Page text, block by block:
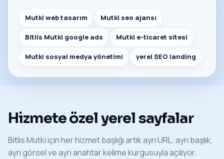
Mutki web tasarım Mutki seo ajansı
Bitlis Mutki google ads Mutki e-ticaret sitesi
Mutki sosyal medya yönetimi yerel SEO landing
Hizmete özel yerel sayfalar
Bitlis Mutki için her hizmet başlığı artık ayrı URL, ayrı başlık,
ayrı görsel ve ayrı anahtar kelime kurgusuyla açılıyor.